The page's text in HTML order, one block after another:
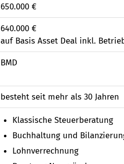
650.000 €
640.000 €
auf Basis Asset Deal inkl.
BMD
besteht seit mehr als 30 Jahren
Klassische Steuerberatung
Buchhaltung und
Lohnverrechnung